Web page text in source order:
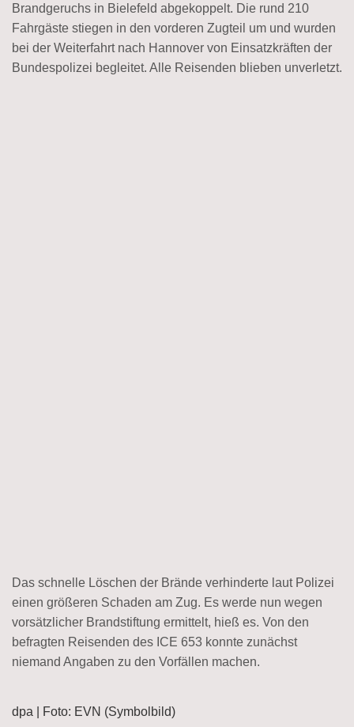
Brandgeruchs in Bielefeld abgekoppelt. Die rund 210
Fahrgäste stiegen in den vorderen Zugteil um und wurden
bei der Weiterfahrt nach Hannover von Einsatzkräften der
Bundespolizei begleitet. Alle Reisenden blieben unverletzt.
Das schnelle Löschen der Brände verhinderte laut Polizei
einen größeren Schaden am Zug. Es werde nun wegen
vorsätzlicher Brandstiftung ermittelt, hieß es. Von den
befragten Reisenden des ICE 653 konnte zunächst
niemand Angaben zu den Vorfällen machen.
dpa | Foto: EVN (Symbolbild)